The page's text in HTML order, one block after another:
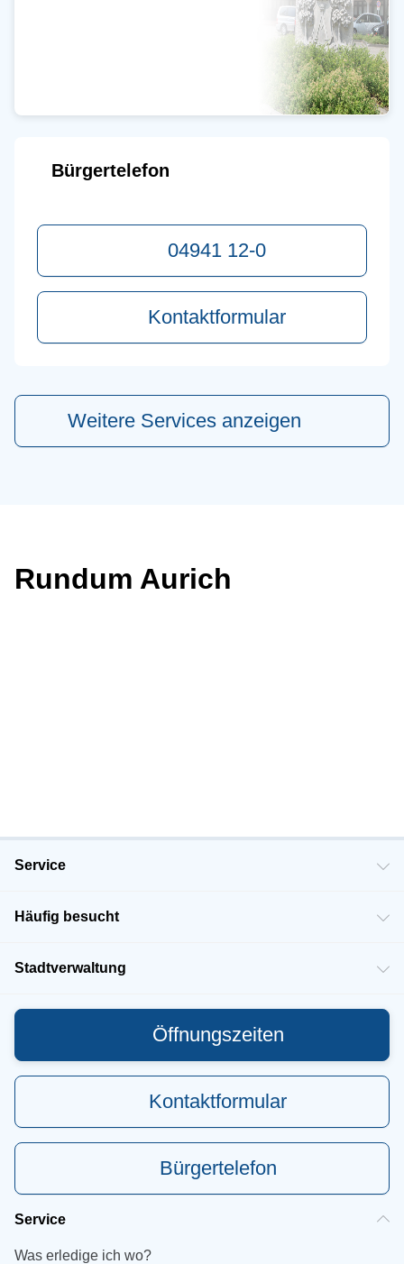
Bürgertelefon
04941 12-0
Kontaktformular
Weitere Services anzeigen
Rundum Aurich
Service
Häufig besucht
Stadtverwaltung
Öffnungszeiten
Kontaktformular
Bürgertelefon
Service
Was erledige ich wo?